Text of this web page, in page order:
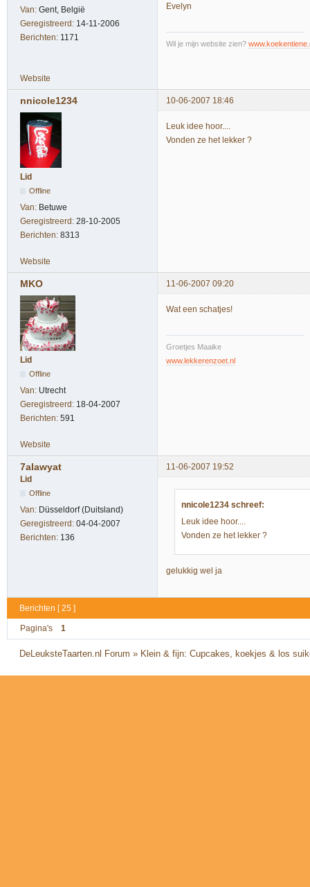
Van: Gent, België
Geregistreerd: 14-11-2006
Berichten: 1171
Evelyn
Wil je mijn website zien?
Website
nnicole1234 10-06-2007 18:46
Lid
Offline
Van: Betuwe
Geregistreerd: 28-10-2005
Berichten: 8313
Leuk idee hoor....
Vonden ze het lekker ?
Website
MKO 11-06-2007 09:20
Lid
Offline
Van: Utrecht
Geregistreerd: 18-04-2007
Berichten: 591
Wat een schatjes!
Groetjes Maaike
www.lekkerenzoet.nl
Website
7alawyat
11-06-2007 19:52
Lid
Offline
Van: Düsseldorf (Duitsland)
Geregistreerd: 04-04-2007
Berichten: 136
nnicole1234 schreef:
Leuk idee hoor....
Vonden ze het lekker ?
gelukkig wel ja
Berichten [ 25 ]
Pagina's 1
DeLeuksteTaarten.nl Forum » Klein & fijn: Cupcakes, koekjes & los